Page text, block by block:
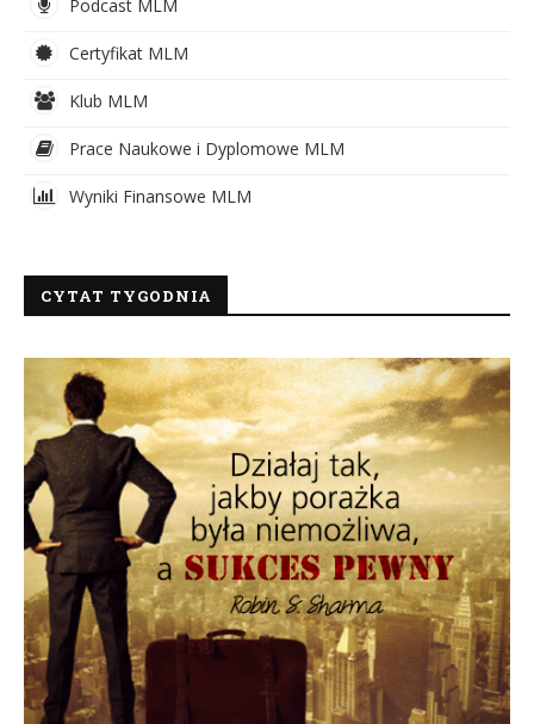
Podcast MLM
Certyfikat MLM
Klub MLM
Prace Naukowe i Dyplomowe MLM
Wyniki Finansowe MLM
CYTAT TYGODNIA